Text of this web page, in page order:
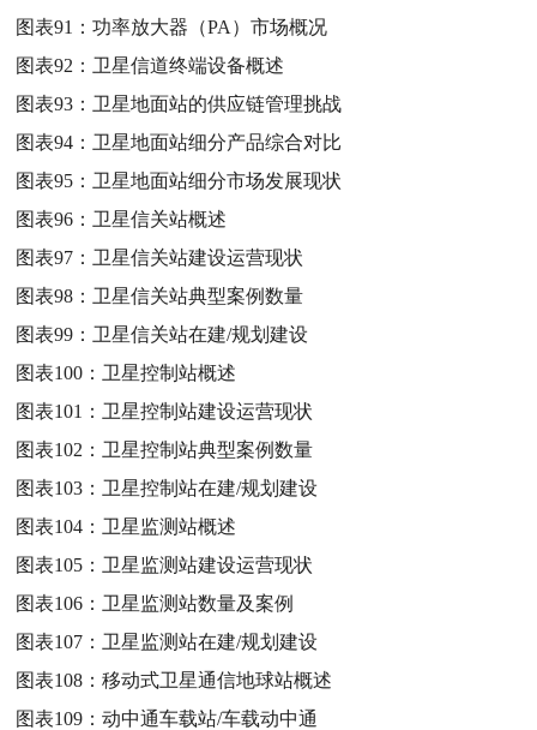
图表91：功率放大器（PA）市场概况
图表92： 卫星信道终端设备概述
图表93： 卫星地面站的供应链管理挑战
图表94： 卫星地面站细分产品综合对比
图表95： 卫星地面站细分市场发展现状
图表96： 卫星信关站概述
图表97： 卫星信关站建设运营现状
图表98： 卫星信关站典型案例数量
图表99： 卫星信关站在建/规划建设
图表100： 卫星控制站概述
图表101： 卫星控制站建设运营现状
图表102： 卫星控制站典型案例数量
图表103： 卫星控制站在建/规划建设
图表104： 卫星监测站概述
图表105： 卫星监测站建设运营现状
图表106： 卫星监测站数量及案例
图表107： 卫星监测站在建/规划建设
图表108：移动式卫星通信地球站概述
图表109：动中通车载站/车载动中通